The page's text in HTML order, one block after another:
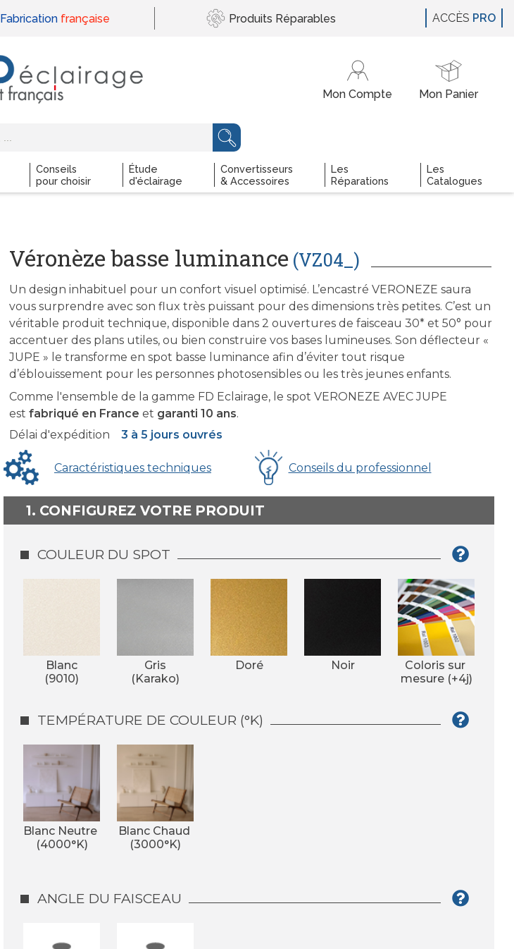
Fabrication française Produits Réparables
Conseils
pour choisir
Étude
d'éclairage
Convertisseurs
& Accessoires
Les
Réparations
Les
Catalogues
ACCÈS PRO
Véronèze basse luminance (VZ04_)
Un design inhabituel pour un confort visuel optimisé. L’encastré VERONEZE saura
vous surprendre avec son flux très puissant pour des dimensions très petites. C’est un
véritable produit technique, disponible dans 2 ouvertures de faisceau 30* et 50° pour
accentuer des plans utiles, ou bien construire vos bases lumineuses. Son déflecteur «
JUPE » le transforme en spot basse luminance afin d’éviter tout risque
d’éblouissement pour les personnes photosensibles ou les très jeunes enfants.
Comme l'ensemble de la gamme FD Eclairage, le spot VERONEZE AVEC JUPE
est fabriqué en France et garanti 10 ans.
Délai d'expédition
3 à 5 jours ouvrés
Caractéristiques techniques Conseils du professionnel
1. CONFIGUREZ VOTRE PRODUIT
COULEUR DU SPOT
Blanc
(9010)
Gris
(Karako)
Doré Noir
Coloris sur
mesure (+4j)
TEMPÉRATURE DE COULEUR (°K)
Blanc Neutre
(4000°K)
Blanc Chaud
(3000°K)
ANGLE DU FAISCEAU